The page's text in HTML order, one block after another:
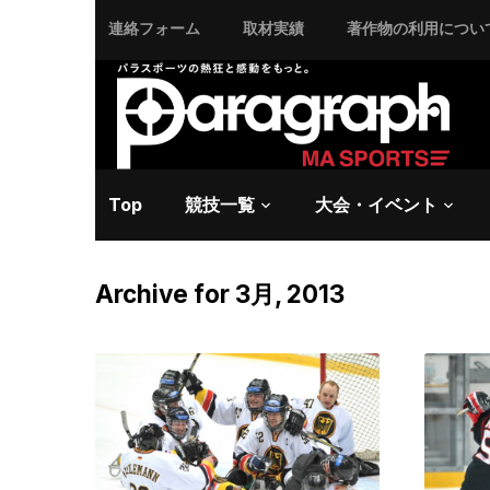
連絡フォーム 取材実績 著作物の利用につい
Top 競技一覧 大会・イベント
Archive for 3月, 2013